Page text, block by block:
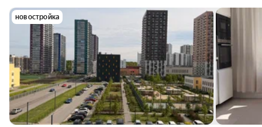
новостройка